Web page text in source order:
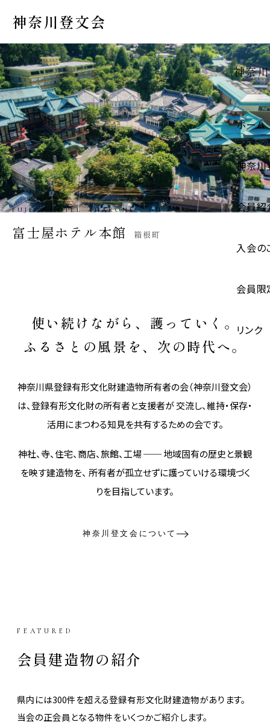
神奈川登文会
神奈
ホーム
神奈川
会員紹
入会の
会員限
リンク
IGARASHI STORE · HADANO
五十嵐商店 秦野市
使い続けながら、護っていく。
ふるさとの風景を、次の時代へ。
神奈川県登録有形文化財建造物所有者の会（神奈川登文会）
は、登録有形文化財の所有者と支援者が 交流し、維持・保存・
活用にまつわる知見を共有するための会です。
神社、寺、住宅、商店、旅館、工場 ── 地域固有の歴史と景観
を映す建造物を、 所有者が孤立せずに護っていける環境づく
りを目指しています。
神奈川登文会について
FEATURED
会員建造物の紹介
県内には300件を超える登録有形文化財建造物があります。
当会の正会員となる物件をいくつかご紹介します。